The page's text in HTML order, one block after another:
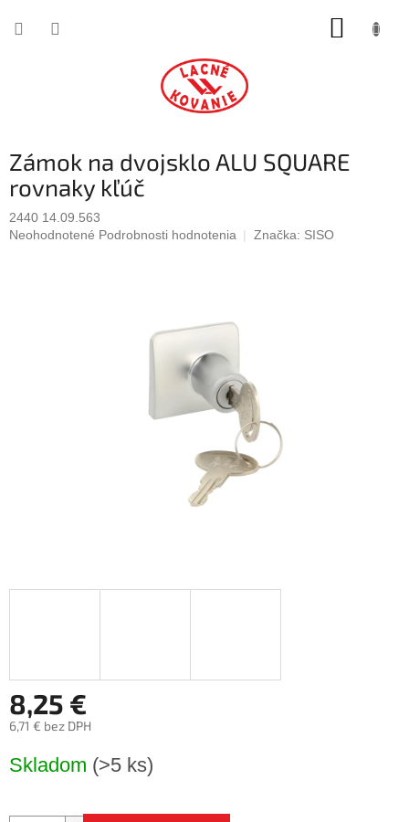
Zámok na dvojsklo ALU SQUARE
rovnaky kľúč
2440 14.09.563
Priemerné
Neohodnotené Podrobnosti hodnotenia Značka: SISO
8,25 €
6,71 € bez DPH
cena:
Skladom (>5 ks)